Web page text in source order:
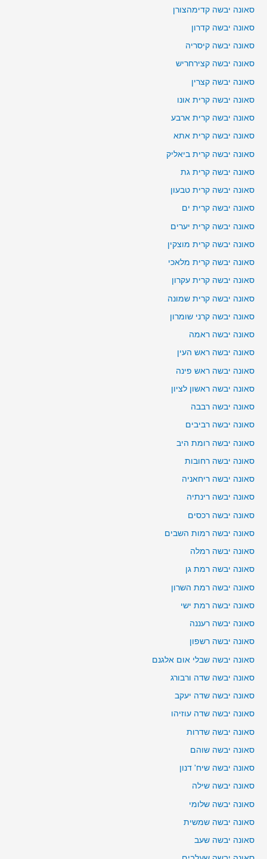
סאונה יבשה קדימהצורן
סאונה יבשה קדרון
סאונה יבשה קיסריה
סאונה יבשה קצירחריש
סאונה יבשה קצרין
סאונה יבשה קרית אונו
סאונה יבשה קרית ארבע
סאונה יבשה קרית אתא
סאונה יבשה קרית ביאליק
סאונה יבשה קרית גת
סאונה יבשה קרית טבעון
סאונה יבשה קרית ים
סאונה יבשה קרית יערים
סאונה יבשה קרית מוצקין
סאונה יבשה קרית מלאכי
סאונה יבשה קרית עקרון
סאונה יבשה קרית שמונה
סאונה יבשה קרני שומרון
סאונה יבשה ראמה
סאונה יבשה ראש העין
סאונה יבשה ראש פינה
סאונה יבשה ראשון לציון
סאונה יבשה רבבה
סאונה יבשה רביבים
סאונה יבשה רומת היב
סאונה יבשה רחובות
סאונה יבשה ריחאניה
סאונה יבשה רינתיה
סאונה יבשה רכסים
סאונה יבשה רמות השבים
סאונה יבשה רמלה
סאונה יבשה רמת גן
סאונה יבשה רמת השרון
סאונה יבשה רמת ישי
סאונה יבשה רעננה
סאונה יבשה רשפון
סאונה יבשה שבלי אום אלגנם
סאונה יבשה שדה ורבורג
סאונה יבשה שדה יעקב
סאונה יבשה שדה עוזיהו
סאונה יבשה שדרות
סאונה יבשה שוהם
סאונה יבשה שיח' דנון
סאונה יבשה שילה
סאונה יבשה שלומי
סאונה יבשה שמשית
סאונה יבשה שעב